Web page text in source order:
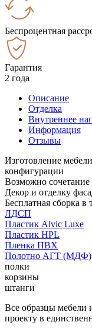
Беспроцентная
Гарантия
2 года
Описание
Отделка
Внутреннее
Информация
Отзывы
Изготовление
конфигурации
Возможно сочетание
Декор и отделку
Бесплатная сборка в
ЛДСП
Пластик Alvic Luxe
Пластик HPL
Пленка ПВХ
Полотно АГТ (МДФ)
полки
корзины
штанги
Все образцы мебели
проекту в